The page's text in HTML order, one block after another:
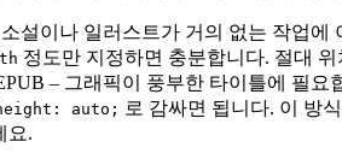
설이나 일러스트가 거의 없는 작업에
정도만 지정하면 충분합니다. 절대
– 그래픽이 풍부한 타이틀에 필요
auto; 로 감싸면 됩니다. 이 방
요.